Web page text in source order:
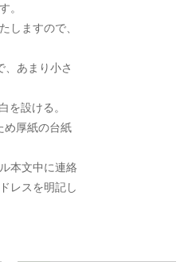
。
しますので、
あまり小さ
を設ける。
厚紙の台紙
本文中に連絡
レスを明記し